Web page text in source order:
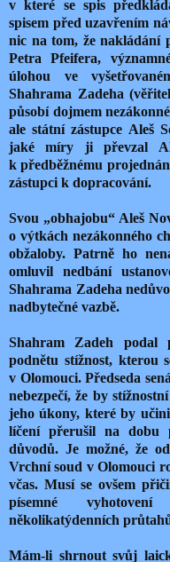
v které se spis
spisem před uzavřením
nic na tom, že nakládání
Petra Pfeifera,
úlohou ve
Shahrama Zadeha
působí dojmem
ale státní zástupce Aleš
jaké míry ji převzal
k předběžnému
zástupci k dopracování.
Svou „obhajobu“ Aleš
o výtkách nezákonného
obžaloby. Patrně ho
omluvil nedbání
Shahrama Zadeha
nadbytečné vazbě.
Shahram Zadeh podal
podnětu stížnost, kterou
v Olomouci. Předseda
nebezpečí, že by
jeho úkony, které by
líčení přerušil na dobu
důvodů. Je možné, že
Vrchní soud v Olomouci
včas. Musí se ovšem
písemné
několikatýdenních
Mám-li shrnout svůj